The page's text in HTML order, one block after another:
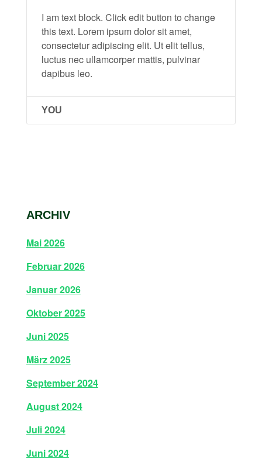
I am text block. Click edit button to change
this text. Lorem ipsum dolor sit amet,
consectetur adipiscing elit. Ut elit tellus,
luctus nec ullamcorper mattis, pulvinar
dapibus leo.
YOU
ARCHIV
Mai 2026
Februar 2026
Januar 2026
Oktober 2025
Juni 2025
März 2025
September 2024
August 2024
Juli 2024
Juni 2024